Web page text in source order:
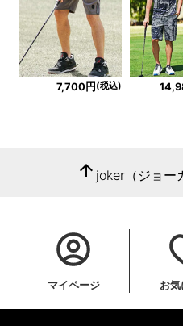
7,700円 (税込)
arrow_upward joker（ジョー
マイページ お気